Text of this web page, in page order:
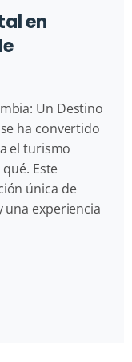
en
Un Destino
ha convertido
el turismo
Este
única de
una experiencia